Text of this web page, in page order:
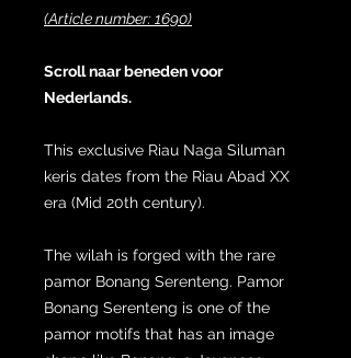
(Article number: 1690)
Scroll naar beneden voor
Nederlands.
This exclusive Riau Naga Siluman
keris dates from the Riau Abad XX
era (Mid 20th century).
The wilah is forged with the rare
pamor Bonang Serenteng. Pamor
Bonang Serenteng is one of the
pamor motifs that has an image